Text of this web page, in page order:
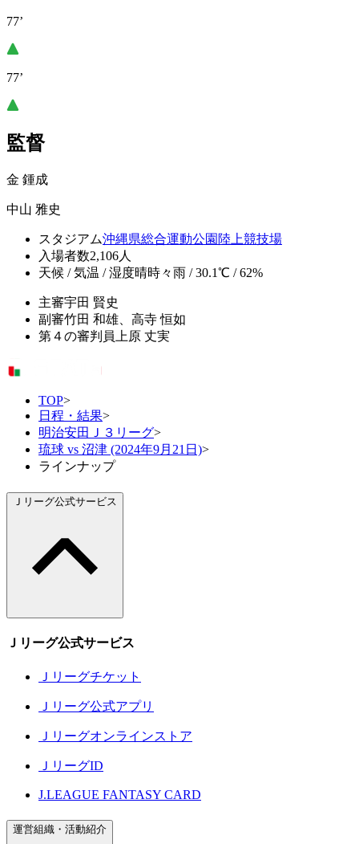
77’
77’
監督
金 鍾成
中山 雅史
スタジアム沖縄県総合運動公園陸上競技場
入場者数2,106人
天候 / 気温 / 湿度晴時々雨 / 30.1℃ / 62%
主審宇田 賢史
副審竹田 和雄、高寺 恒如
第４の審判員 上原 丈実
TOP>
日程・結果>
明治安田Ｊ３リーグ>
琉球 vs 沼津 (2024年9月21日)>
ラインナップ
Ｊリーグ公式サービス
Ｊリーグ公式サービス
Ｊリーグチケット
Ｊリーグ公式アプリ
Ｊリーグオンラインストア
ＪリーグID
J.LEAGUE FANTASY CARD
運営組織・活動紹介